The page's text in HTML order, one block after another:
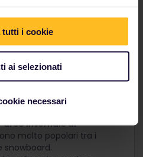
tutti i cookie
ai selezionati
necessari
e natura
città in grado di preservare
invernale di
molto popolari tra i
snowboard.